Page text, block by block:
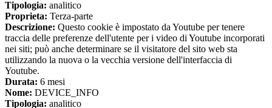
Tipologia: analitico
Proprieta: Terza-parte
Descrizione: Questo cookie è impostato da Youtube per tenere
traccia delle preferenze dell'utente per i video di Youtube incorporati
nei siti; può anche determinare se il visitatore del sito web sta
utilizzando la nuova o la vecchia versione dell'interfaccia di
Youtube.
Durata: 6 mesi
Nome: DEVICE_INFO
Tipologia: analitico